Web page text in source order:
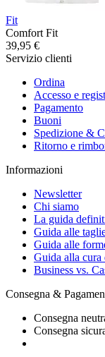
Fit
Comfort Fit
39,95 €
Servizio clienti
Ordina
Accesso e
Pagamento
Buoni
Spedizione &
Ritorno e
Informazioni
Newsletter
Chi siamo
La guida
Guida alle
Guida alle
Guida alla cura
Business vs.
Consegna &
Consegna
Consegna